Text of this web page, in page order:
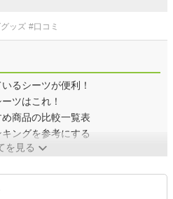
ッズ #口コミ
るシーツが便利！
ツはこれ！
め商品の比較一覧表
ングを参考にする
を見る